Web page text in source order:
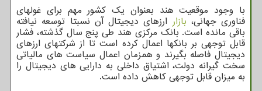
با وجود موقعیت هند بعنوان یک کشور مهم برای غولهای
فناوری جهانی، بازار ارزهای دیجیتال آن نسبتا توسعه نیافته
باقی مانده است. بانک مرکزی هند طی پنج سال گذشته، فشار
قابل توجهی بر بانکها اعمال کرده است تا از شرکتهای ارزهای
دیجیتال فاصله بگیرند و همزمان اعمال سیاست های مالیاتی
سخت گیرانه دولت، اشتیاق داخلی به دارایی های دیجیتال را
به میزان قابل توجهی کاهش داده است.